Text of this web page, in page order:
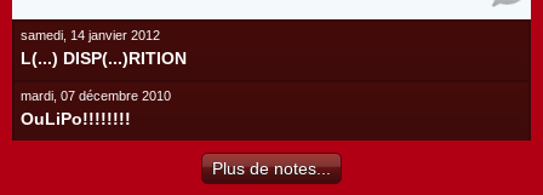
samedi, 14 janvier 2012
L(...) DISP(...)RITION
mardi, 07 décembre 2010
OuLiPo!!!!!!!!
Plus de notes...